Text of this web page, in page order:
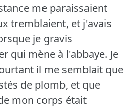
me paraissaient
tremblaient, et j'avais
je gravis
qui mène à l'abbaye. Je
il me semblait que
de plomb, et que
mon corps était